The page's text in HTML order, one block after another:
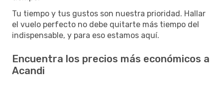
Tu tiempo y tus gustos son nuestra prioridad. Hallar
el vuelo perfecto no debe quitarte más tiempo del
indispensable, y para eso estamos aquí.
Encuentra los precios más económicos a
Acandi